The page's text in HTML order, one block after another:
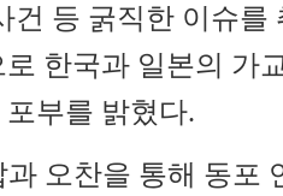
건 등 굵직한 이슈를
로 한국과 일본의 가
포부를 밝혔다.
오찬을 통해 동포